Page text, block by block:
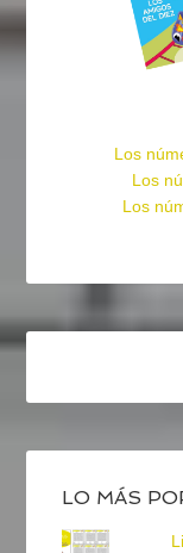
Los
Los
Los
LO MÁS